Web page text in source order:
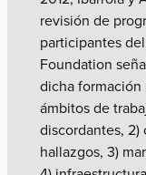
revisión de
participantes
Foundation
dicha formación
ámbitos de
discordantes,
hallazgos, 3)